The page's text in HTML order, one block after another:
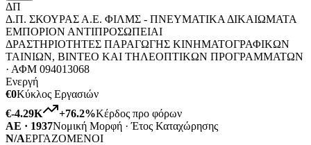
ΔΠ
Δ.Π. ΣΚΟΥΡΑΣ Α.Ε. ΦΙΛΜΣ - ΠΝΕΥΜΑΤΙΚΑ ΔΙΚΑΙΩΜΑΤΑ
ΕΜΠΟΡΙΟΝ ΑΝΤΙΠΡΟΣΩΠΕΙΑΙ
ΔΡΑΣΤΗΡΙΟΤΗΤΕΣ ΠΑΡΑΓΩΓΗΣ ΚΙΝΗΜΑΤΟΓΡΑΦΙΚΩΝ
ΤΑΙΝΙΩΝ, ΒΙΝΤΕΟ ΚΑΙ ΤΗΛΕΟΠΤΙΚΩΝ ΠΡΟΓΡΑΜΜΑΤΩΝ
· ΑΦΜ 094013068
Ενεργή
€0Κύκλος Εργασιών
€-4.29K
+76.2%Κέρδος προ φόρων
ΑΕ · 1937Νομική Μορφή · Έτος Καταχώρησης
N/AΕΡΓΑΖΟΜΕΝΟΙ